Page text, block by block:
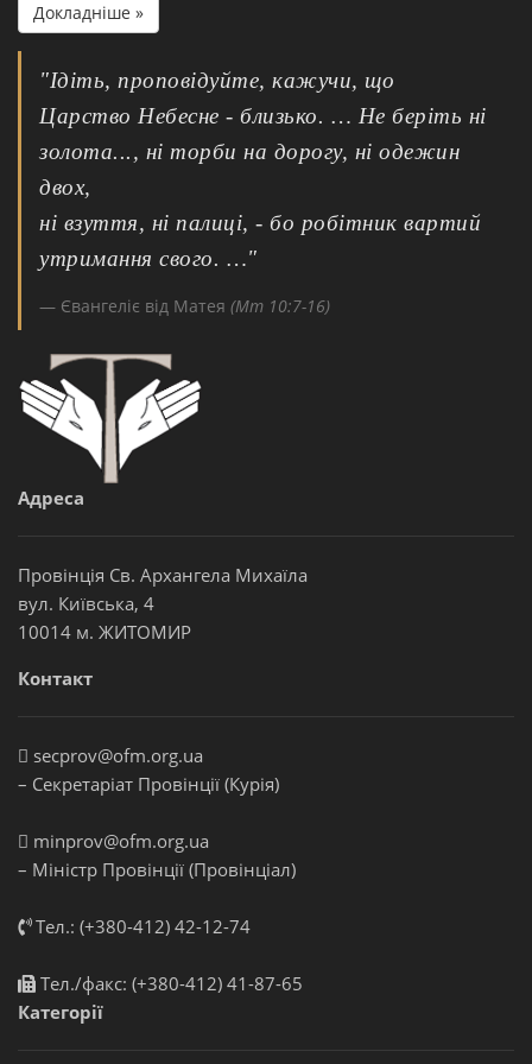
Докладніше »
"Ідіть, проповідуйте, кажучи, що
Царство Небесне - близько. … Не беріть ні
золота..., ні торби на дорогу, ні одежин
двох,
ні взуття, ні палиці, - бо робітник вартий
утримання свого. …"
Євангеліє від Матея (Мт 10:7-16)
Адреса
Провінція Св. Архангела Михаїла
вул. Київська, 4
10014 м. ЖИТОМИР
Контакт
secprov@ofm.org.ua
– Секретаріат Провінції (Курія)
minprov@ofm.org.ua
– Міністр Провінції (Провінціал)
Тел.: (+380-412) 42-12-74
Тел./факс: (+380-412) 41-87-65
Категорії